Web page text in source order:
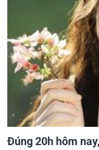
Đúng 20h hôm